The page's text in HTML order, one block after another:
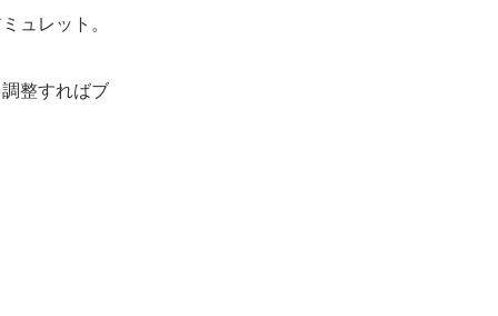
ュレット。
整すればブ